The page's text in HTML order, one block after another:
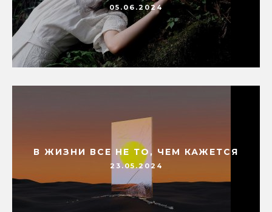
05.06.2024
В ЖИЗНИ ВСЕ НЕ ТО, ЧЕМ КАЖЕТСЯ
23.05.2024